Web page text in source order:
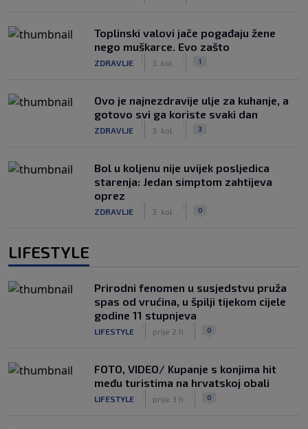
Toplinski valovi jače pogađaju žene
nego muškarce. Evo zašto
ZDRAVLJE 3. kol. 1
Ovo je najnezdravije ulje za kuhanje, a
gotovo svi ga koriste svaki dan
ZDRAVLJE 3. kol. 3
Bol u koljenu nije uvijek posljedica
starenja: Jedan simptom zahtijeva
oprez
ZDRAVLJE 3. kol. 0
LIFESTYLE
Prirodni fenomen u susjedstvu pruža
spas od vrućina, u špilji tijekom cijele
godine 11 stupnjeva
LIFESTYLE prije 2 h 0
FOTO, VIDEO/ Kupanje s konjima hit
među turistima na hrvatskoj obali
LIFESTYLE prije 3 h 0